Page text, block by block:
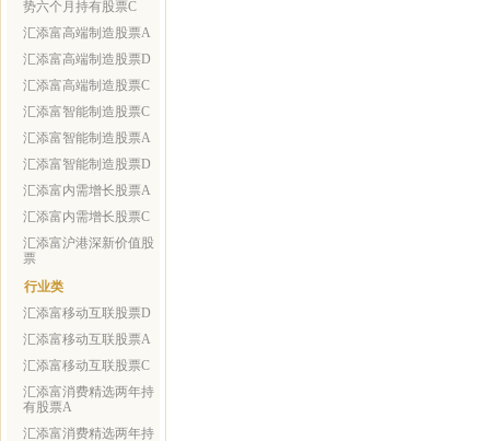
势六个月持有股票C
汇添富高端制造股票A
汇添富高端制造股票D
汇添富高端制造股票C
汇添富智能制造股票C
汇添富智能制造股票A
汇添富智能制造股票D
汇添富内需增长股票A
汇添富内需增长股票C
汇添富沪港深新价值股
票
行业类
汇添富移动互联股票D
汇添富移动互联股票A
汇添富移动互联股票C
汇添富消费精选两年持
有股票A
汇添富消费精选两年持